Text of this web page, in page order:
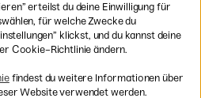
gelten für sperrige Produkte.
Visa, Mastercard und Paypal
erteilst du deine Einwilligung für
für welche Zwecke du
klickst, und du kannst deine
Cookie-Richtlinie ändern.
findest du weitere Informationen über
Website verwendet werden.